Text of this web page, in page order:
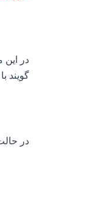
در این
گویند
در